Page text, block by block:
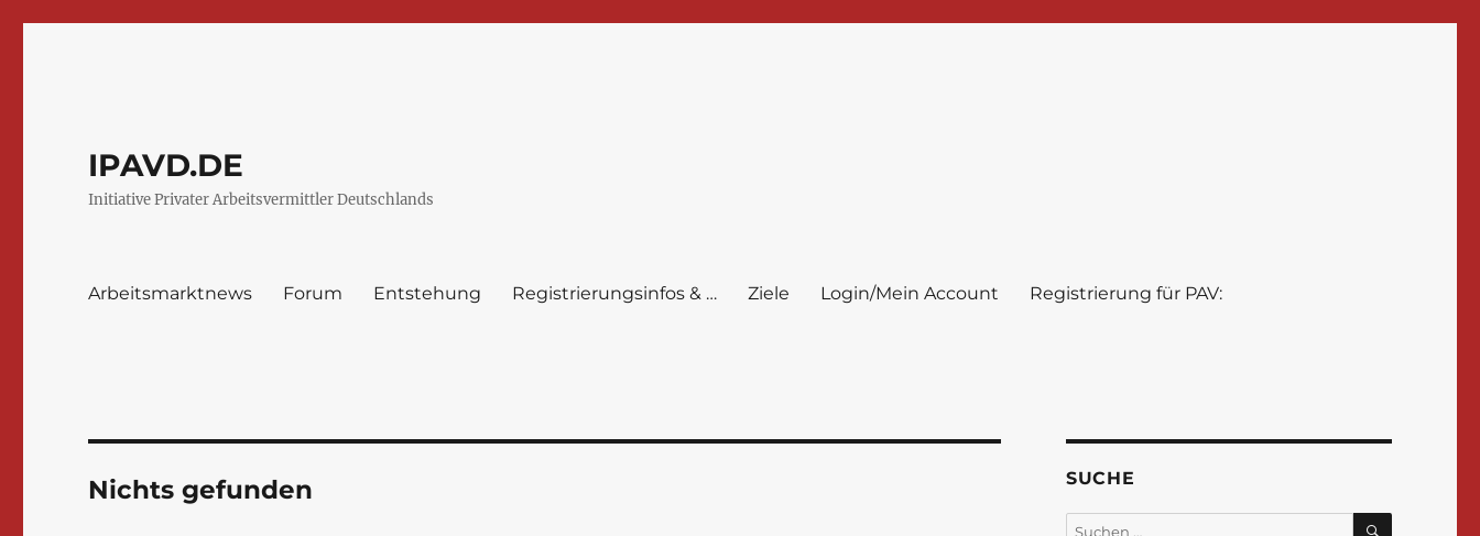
IPAVD.DE
Initiative Privater Arbeitsvermittler Deutschlands
Arbeitsmarktnews Forum Entstehung Registrierungsinfos & … Ziele Login/Mein Account Registrierung für PAV:
Nichts gefunden SUCHE
Suchen
SUCHEN